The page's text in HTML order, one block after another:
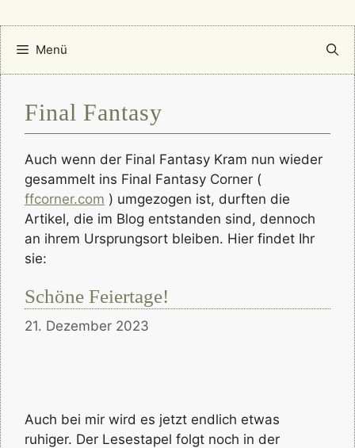
Menü
Final Fantasy
Auch wenn der Final Fantasy Kram nun wieder
gesammelt ins Final Fantasy Corner (
ffcorner.com ) umgezogen ist, durften die
Artikel, die im Blog entstanden sind, dennoch
an ihrem Ursprungsort bleiben. Hier findet Ihr
sie:
Schöne Feiertage!
21. Dezember 2023
Auch bei mir wird es jetzt endlich etwas
ruhiger. Der Lesestapel folgt noch in der